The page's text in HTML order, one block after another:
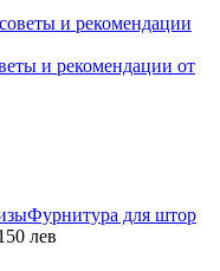
и рекомендации от
Фурнитура для штор
лев